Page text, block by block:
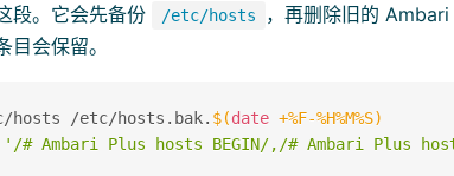
段。它会先备份 /etc/hosts
，再删除旧的
会保留。
/etc/hosts.bak. $(date +%F-%H%M%S)
'/# Ambari Plus hosts BEGIN/,/# Ambari Plus